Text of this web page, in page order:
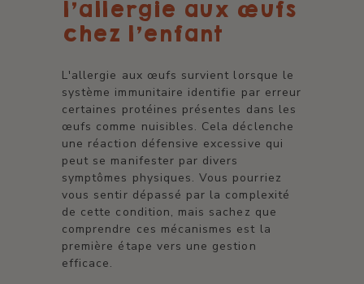
l'allergie aux œufs
chez l'enfant
L'allergie aux œufs survient lorsque le
système immunitaire identifie par erreur
certaines protéines présentes dans les
œufs comme nuisibles. Cela déclenche
une réaction défensive excessive qui
peut se manifester par divers
symptômes physiques. Vous pourriez
vous sentir dépassé par la complexité
de cette condition, mais sachez que
comprendre ces mécanismes est la
première étape vers une gestion
efficace.